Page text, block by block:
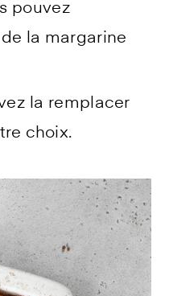
pouvez
la margarine
la remplacer
choix.